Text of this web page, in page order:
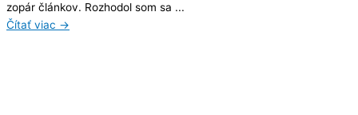
zopár článkov. Rozhodol som sa ...
Čítať viac →